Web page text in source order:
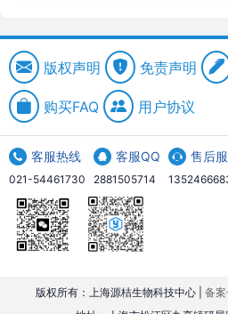
版权声明 免责声明
购买FAQ 用户协议
客服热线
021-54461730
客服QQ
2881505714
售后
版权所有：上海源桔生物科技中心 | 备